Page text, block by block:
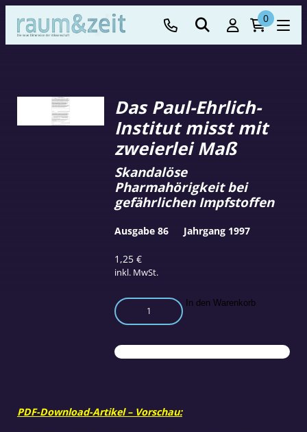
0
Das Paul-Ehrlich-
Institut misst mit
zweierlei Maß
1,25€
inkl. MwSt.
Skandalöse
Pharmahörigkeit bei
gefährlichen Impfstoffen
Das
Paul-
Institut
misst
Menge
In den Warenkorb
Ausgabe 86 Jahrgang 1997
PDF-Download-Artikel – Vorschau: